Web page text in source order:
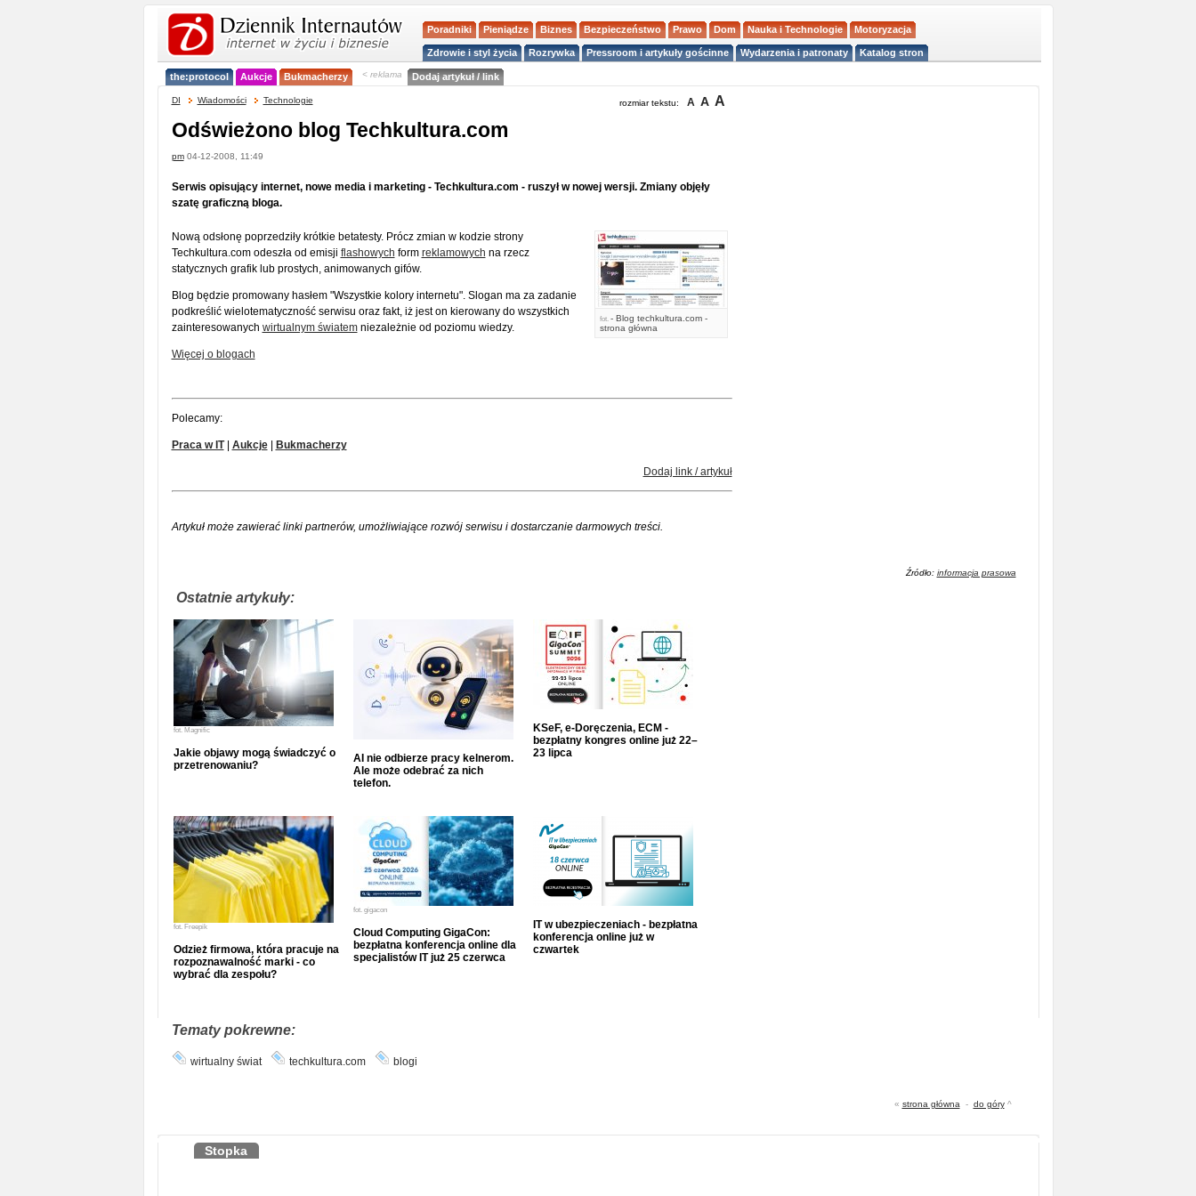
Poradniki Pieniądze Biznes Bezpieczeństwo Prawo Dom Nauka i Technologie Motoryzacja
Zdrowie i styl życia Rozrywka Pressroom i artykuły gościnne Wydarzenia i patronaty Katalog stron
the:protocol Aukcje Bukmacherzy < reklama Dodaj artykuł / link
DI Wiadomości Technologie rozmiar tekstu: A A A
Odświeżono blog Techkultura.com
pm04-12-2008, 11:49
Serwis opisujący internet, nowe media i marketing - Techkultura.com - ruszył w nowej wersji. Zmiany objęły
szatę graficzną bloga.
fot. - Blog techkultura.com -
strona główna
Nową odsłonę poprzedziły krótkie betatesty. Prócz zmian w kodzie strony
Techkultura.com odeszła od emisji flashowych form reklamowych na rzecz
statycznych grafik lub prostych, animowanych gifów.
Blog będzie promowany hasłem "Wszystkie kolory internetu". Slogan ma za zadanie
podkreślić wielotematyczność serwisu oraz fakt, iż jest on kierowany do wszystkich
zainteresowanych wirtualnym światemniezależnie od poziomu wiedzy.
Więcej o blogach
Polecamy:
Praca w IT| Aukcje| Bukmacherzy
Dodaj link / artykuł
Artykuł może zawierać linki partnerów, umożliwiające rozwój serwisu i dostarczanie darmowych treści.
Źródło: informacja prasowa
Ostatnie artykuły:
fot. Magnific
Jakie objawy mogą świadczyć o
przetrenowaniu?
AI nie odbierze pracy kelnerom.
Ale może odebrać za nich
telefon.
KSeF, e-Doręczenia, ECM -
bezpłatny kongres online już 22–
23 lipca
fot. Freepik
Odzież firmowa, która pracuje na
rozpoznawalność marki - co
wybrać dla zespołu?
fot. gigacon
Cloud Computing GigaCon:
bezpłatna konferencja online dla
specjalistów IT już 25 czerwca
IT w ubezpieczeniach - bezpłatna
konferencja online już w
czwartek
Tematy pokrewne:
wirtualny świat techkultura.com blogi
« strona główna - do góry^
Stopka